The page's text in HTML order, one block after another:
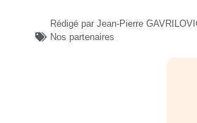
Rédigé par Jean-Pierre
Nos partenaires